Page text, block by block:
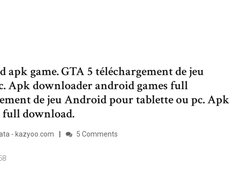
game. GTA 5 téléchargement de jeu
Apk downloader android games full
de jeu Android pour tablette ou pc. Apk
full download.
- kazyoo.com 5 Comments